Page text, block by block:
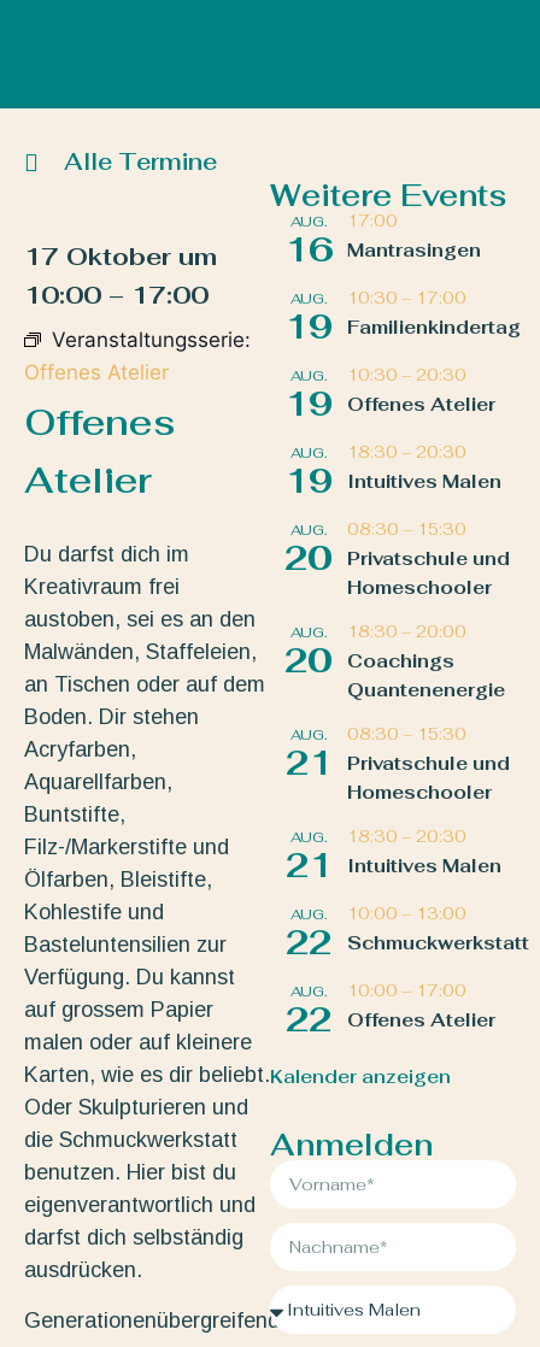
Alle Termine
17 Oktober um
10:00 – 17:00
Veranstaltungsserie:
Offenes Atelier
Offenes
Atelier
Du darfst dich im
Kreativraum frei
austoben, sei es an den
Malwänden, Staffeleien,
an Tischen oder auf dem
Boden. Dir stehen
Acryfarben,
Aquarellfarben,
Buntstifte,
Filz-/Markerstifte und
Ölfarben, Bleistifte,
Kohlestife und
Basteluntensilien zur
Verfügung. Du kannst
auf grossem Papier
malen oder auf kleinere
Karten, wie es dir beliebt.
Oder Skulpturieren und
die Schmuckwerkstatt
benutzen. Hier bist du
eigenverantwortlich und
darfst dich selbständig
ausdrücken.
Generationenübergreifend.
Weitere Events
AUG.
16
17:00
Mantrasingen
AUG.
19
10:30 – 17:00
Familienkindertag
AUG.
19
10:30 – 20:30
Offenes Atelier
AUG.
19
18:30 – 20:30
Intuitives Malen
AUG.
20
08:30 – 15:30
Privatschule und
Homeschooler
AUG.
20
18:30 – 20:00
Coachings
Quantenenergie
AUG.
21
08:30 – 15:30
Privatschule und
Homeschooler
AUG.
21
18:30 – 20:30
Intuitives Malen
AUG.
22
10:00 – 13:00
Schmuckwerkstatt
AUG.
22
10:00 – 17:00
Offenes Atelier
Kalender anzeigen
Anmelden